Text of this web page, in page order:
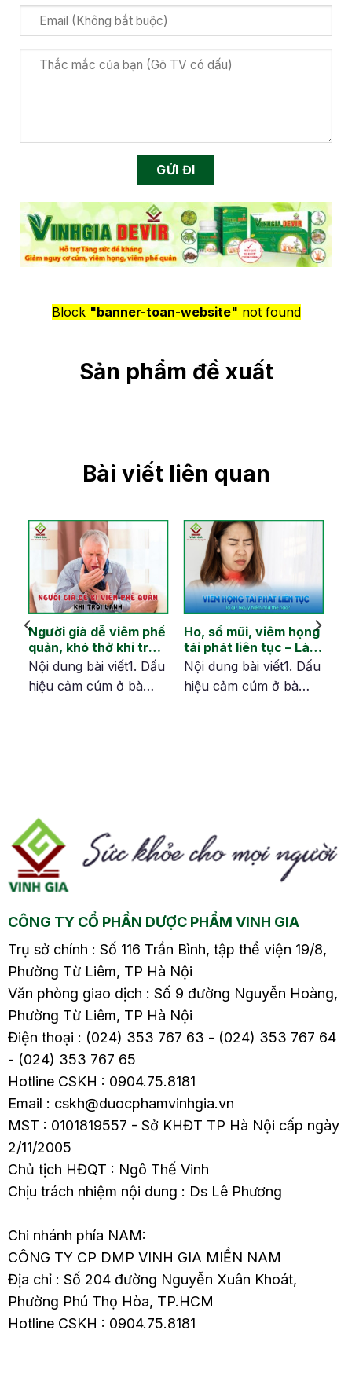
Block "banner-toan-website" not found
Sản phẩm đề xuất
Bài viết liên quan
Người già dễ viêm phế
quản, khó thở khi trời
lạnh – Làm sao để
phòng ngừa hiệu quả?
Nội dung bài viết1. Dấu
hiệu cảm cúm ở bà
tươi3.2. Uống nước
gừng tươi3.3. Trà gừng
mật ong3.4. Gừng kết
hợp tía tô4. Phòng
mẹ…
Ho, sổ mũi, viêm họng
tái phát liên tục – Làm
sao để chặn từ gốc?
Nội dung bài viết1. Dấu
hiệu cảm cúm ở bà
gừng tươi3.3. Trà gừng
mật ong3.4. Gừng kết
hợp tía tô4. Phòng
mẹ…
CÔNG TY CỔ PHẦN DƯỢC PHẨM VINH GIA
Trụ sở chính : Số 116 Trần Bình, tập thể viện 19/8,
Phường Từ Liêm, TP Hà Nội
Văn phòng giao dịch : Số 9 đường Nguyễn Hoàng,
Phường Từ Liêm, TP Hà Nội
Điện thoại : (024) 353 767 63 - (024) 353 767 64
- (024) 353 767 65
Hotline CSKH : 0904.75.8181
Email : cskh@duocphamvinhgia.vn
MST : 0101819557 - Sở KHĐT TP Hà Nội cấp ngày
2/11/2005
Chủ tịch HĐQT : Ngô Thế Vinh
Chịu trách nhiệm nội dung : Ds Lê Phương
Chi nhánh phía NAM:
CÔNG TY CP DMP VINH GIA MIỀN NAM
Địa chỉ : Số 204 đường Nguyễn Xuân Khoát,
Phường Phú Thọ Hòa, TP.HCM
Hotline CSKH : 0904.75.8181